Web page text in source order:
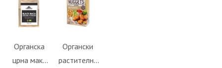
Органска
црна мака
ВО
КОШНИЧКА
Во желби
За споредба
Органски
растителни
ВО
КОШНИЧКА
Во желби
За споредба